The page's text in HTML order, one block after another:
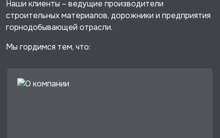
Наши клиенты – ведущие производители
строительных материалов, дорожники и предприятия
горнодобывающей отрасли.
Мы гордимся тем, что: